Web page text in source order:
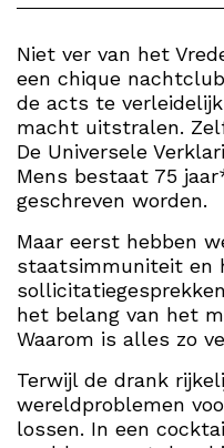
Niet ver van het
een chique
de acts te
macht uitstralen.
De Universele
Mens bestaat 75
geschreven worden.
Maar eerst hebben
staatsimmuniteit en
het belang van het
Waarom is alles zo
Terwijl de drank
wereldproblemen
lossen. In een